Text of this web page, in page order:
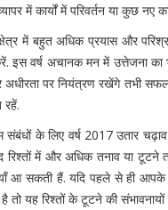
में कार्यों में परिवर्तन या कुछ नए
में बहुत अधिक प्रयास और
इस वर्ष अचानक मन में उत्तेजना
अधीरता पर नियंत्रण रखेंगे तभी
रहें.
संबंधों के लिए वर्ष 2017 उतार
रिश्तों में और अधिक तनाव या
आ सकती हैं. यदि पहले से ही
तो यह रिश्तों के टूटने की